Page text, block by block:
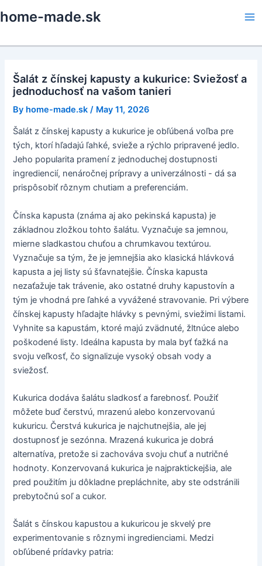
to
home-made.sk
Šalát z čínskej kapusty a kukurice: Sviežosť a
jednoduchosť na vašom tanieri
By home-made.sk / May 11, 2026
Šalát z čínskej kapusty a kukurice je obľúbená voľba pre
tých, ktorí hľadajú ľahké, svieže a rýchlo pripravené jedlo.
Jeho popularita pramení z jednoduchej dostupnosti
ingrediencií, nenáročnej prípravy a univerzálnosti - dá sa
prispôsobiť rôznym chutiam a preferenciám.
Čínska kapusta (známa aj ako pekinská kapusta) je
základnou zložkou tohto šalátu. Vyznačuje sa jemnou,
mierne sladkastou chuťou a chrumkavou textúrou.
Vyznačuje sa tým, že je jemnejšia ako klasická hlávková
kapusta a jej listy sú šťavnatejšie. Čínska kapusta
nezaťažuje tak trávenie, ako ostatné druhy kapustovín a
tým je vhodná pre ľahké a vyvážené stravovanie. Pri výbere
čínskej kapusty hľadajte hlávky s pevnými, sviežimi listami.
Vyhnite sa kapustám, ktoré majú zvädnuté, žltnúce alebo
poškodené listy. Ideálna kapusta by mala byť ťažká na
svoju veľkosť, čo signalizuje vysoký obsah vody a
sviežosť.
Kukurica dodáva šalátu sladkosť a farebnosť. Použiť
môžete buď čerstvú, mrazenú alebo konzervovanú
kukuricu. Čerstvá kukurica je najchutnejšia, ale jej
dostupnosť je sezónna. Mrazená kukurica je dobrá
alternatíva, pretože si zachováva svoju chuť a nutričné
hodnoty. Konzervovaná kukurica je najpraktickejšia, ale
pred použitím ju dôkladne prepláchnite, aby ste odstránili
prebytočnú soľ a cukor.
Šalát s čínskou kapustou a kukuricou je skvelý pre
experimentovanie s rôznymi ingredienciami. Medzi
obľúbené prídavky patria: